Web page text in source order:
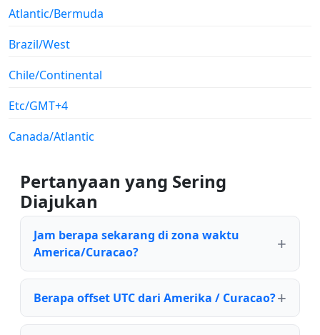
Atlantic/Bermuda
Brazil/West
Chile/Continental
Etc/GMT+4
Canada/Atlantic
Pertanyaan yang Sering
Diajukan
Jam berapa sekarang di zona waktu
America/Curacao?
Berapa offset UTC dari Amerika / Curacao?